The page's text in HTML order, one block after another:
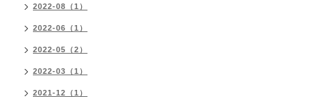
2022-08（1）
2022-06（1）
2022-05（2）
2022-03（1）
2021-12（1）